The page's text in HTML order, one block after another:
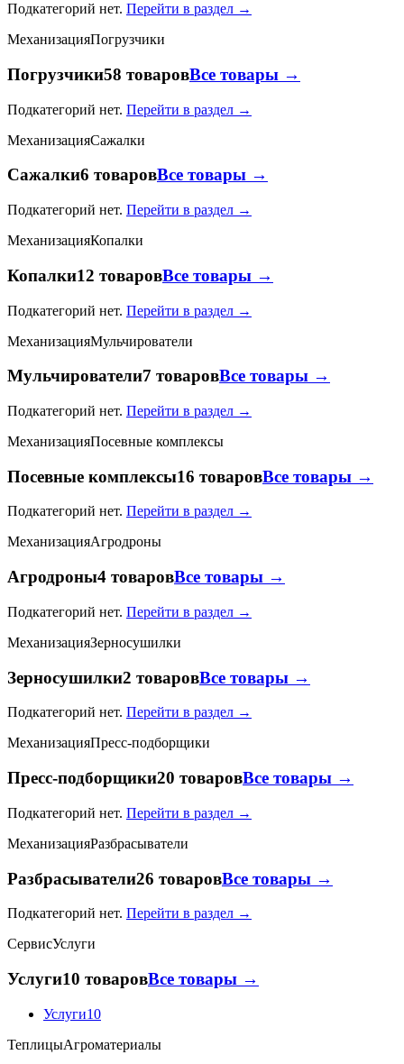
Подкатегорий нет. Перейти в раздел →
МеханизацияПогрузчики
Погрузчики58 товаровВсе товары →
Подкатегорий нет. Перейти в раздел →
МеханизацияСажалки
Сажалки6 товаровВсе товары →
Подкатегорий нет. Перейти в раздел →
МеханизацияКопалки
Копалки12 товаровВсе товары →
Подкатегорий нет. Перейти в раздел →
МеханизацияМульчирователи
Мульчирователи7 товаровВсе товары →
Подкатегорий нет. Перейти в раздел →
МеханизацияПосевные комплексы
Посевные комплексы16 товаровВсе товары →
Подкатегорий нет. Перейти в раздел →
МеханизацияАгродроны
Агродроны4 товаровВсе товары →
Подкатегорий нет. Перейти в раздел →
МеханизацияЗерносушилки
Зерносушилки2 товаровВсе товары →
Подкатегорий нет. Перейти в раздел →
МеханизацияПресс-подборщики
Пресс-подборщики20 товаровВсе товары →
Подкатегорий нет. Перейти в раздел →
МеханизацияРазбрасыватели
Разбрасыватели26 товаровВсе товары →
Подкатегорий нет. Перейти в раздел →
СервисУслуги
Услуги10 товаровВсе товары →
Услуги10
ТеплицыАгроматериалы